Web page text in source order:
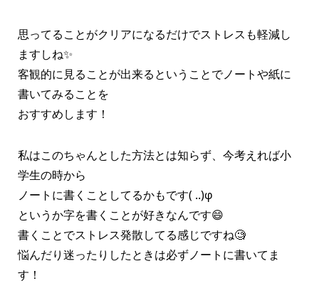
思ってることがクリアになるだけでストレスも軽減し
ますしね✨
客観的に見ることが出来るということでノートや紙に
書いてみることを
おすすめします！
私はこのちゃんとした方法とは知らず、今考えれば小
学生の時から
ノートに書くことしてるかもです( ..)φ
というか字を書くことが好きなんです😄
書くことでストレス発散してる感じですね🧐
悩んだり迷ったりしたときは必ずノートに書いてま
す！